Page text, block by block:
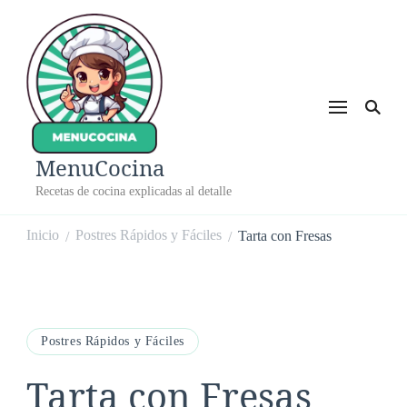
MenuCocina
Recetas de cocina explicadas al detalle
Inicio / Postres Rápidos y Fáciles / Tarta con Fresas
Postres Rápidos y Fáciles
Tarta con Fresas